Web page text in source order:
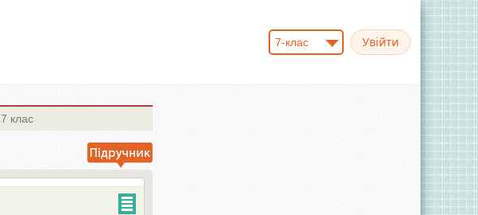
7-клас
7 клас